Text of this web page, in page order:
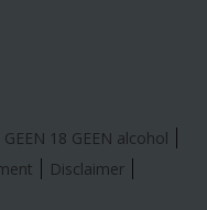
GEEN 18 GEEN alcohol
Disclaimer